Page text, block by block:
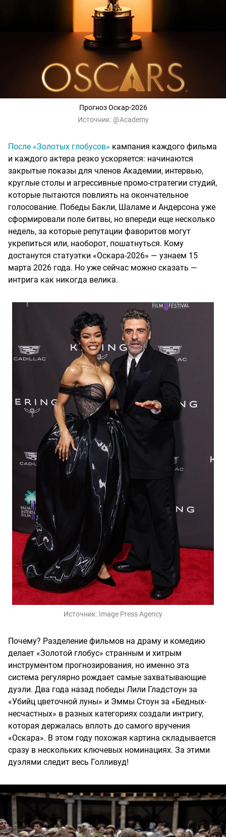
Прогноз Оскар-2026
Источник: @Academy
После «Золотых глобусов» кампания каждого фильма
и каждого актера резко ускоряется: начинаются
закрытые показы для членов Академии, интервью,
круглые столы и агрессивные промо-стратегии студий,
которые пытаются повлиять на окончательное
голосование. Победы Бакли, Шаламе и Андерсона уже
сформировали поле битвы, но впереди еще несколько
недель, за которые репутации фаворитов могут
укрепиться или, наоборот, пошатнуться. Кому
достанутся статуэтки «Оскара-2026» — узнаем 15
марта 2026 года. Но уже сейчас можно сказать —
интрига как никогда велика.
Источник: Image Press Agency
Почему? Разделение фильмов на драму и комедию
делает «Золотой глобус» странным и хитрым
инструментом прогнозирования, но именно эта
система регулярно рождает самые захватывающие
дуэли. Два года назад победы Лили Гладстоун за
«Убийц цветочной луны» и Эммы Стоун за «Бедных-
несчастных» в разных категориях создали интригу,
которая держалась вплоть до самого вручения
«Оскара». В этом году похожая картина складывается
сразу в нескольких ключевых номинациях. За этими
дуэлями следит весь Голливуд!